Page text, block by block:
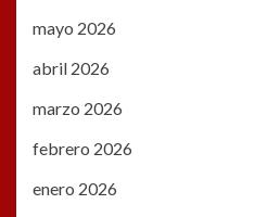
mayo 2026
abril 2026
marzo 2026
febrero 2026
enero 2026